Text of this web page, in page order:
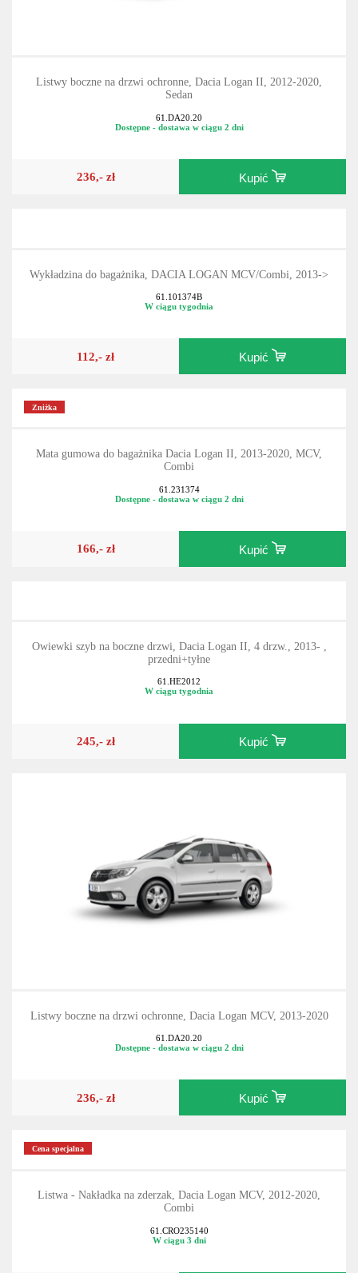
Listwy boczne na drzwi ochronne, Dacia Logan II, 2012-2020,
Sedan
61.DA20.20
Dostępne - dostawa w ciągu 2 dni
236,- zł Kupić
Wykładzina do bagażnika, DACIA LOGAN MCV/Combi, 2013->
61.101374B
W ciągu tygodnia
112,- zł Kupić
Zniżka
Mata gumowa do bagażnika Dacia Logan II, 2013-2020, MCV,
Combi
61.231374
Dostępne - dostawa w ciągu 2 dni
166,- zł Kupić
Owiewki szyb na boczne drzwi, Dacia Logan II, 4 drzw., 2013- ,
przedni+tyłne
61.HE2012
W ciągu tygodnia
245,- zł Kupić
Listwy boczne na drzwi ochronne, Dacia Logan MCV, 2013-2020
61.DA20.20
Dostępne - dostawa w ciągu 2 dni
236,- zł Kupić
Cena specjalna
Listwa - Nakładka na zderzak, Dacia Logan MCV, 2012-2020,
Combi
61.CRO235140
W ciągu 3 dni